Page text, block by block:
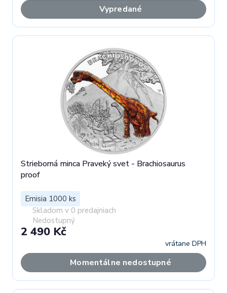
Vypredané
Strieborná minca Praveký svet - Brachiosaurus
proof
Emisia 1000 ks
Skladom v 0 predajniach
Nedostupný
2 490 Kč
vrátane DPH
Momentálne nedostupné